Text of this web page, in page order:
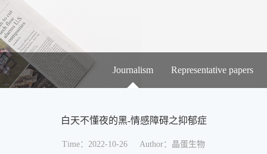
Journalism Representative papers
白天不懂夜的黑-情感障碍之抑郁症
Time：2022-10-26 Author：晶蛋生物